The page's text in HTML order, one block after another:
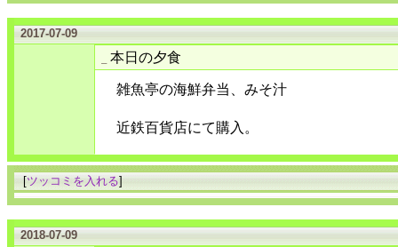
2017-07-09
本日の夕食
雑魚亭の海鮮弁当、みそ汁
近鉄百貨店にて購入。
[ツッコミを入れる]
2018-07-09